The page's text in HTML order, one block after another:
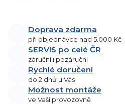
Doprava zdarma
při objednávce nad 5.000 Kč
SERVIS po celé ČR
záruční i pozáruční
Rychlé doručení
do 2 dnů u Vás
Možnost montáže
ve Vaší provozovně